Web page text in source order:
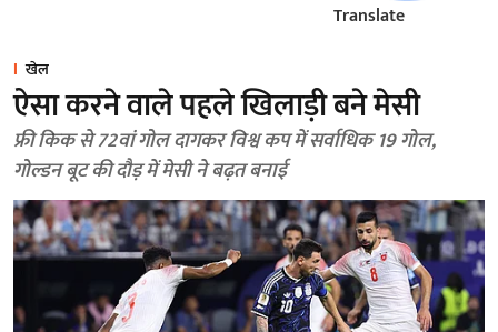
Translate
खेल
ऐसा करने वाले पहले खिलाड़ी बने मेसी
फ्री किक से 72वां गोल दागकर विश्व कप में सर्वाधिक 19 गोल,
गोल्डन बूट की दौड़ में मेसी ने बढ़त बनाई